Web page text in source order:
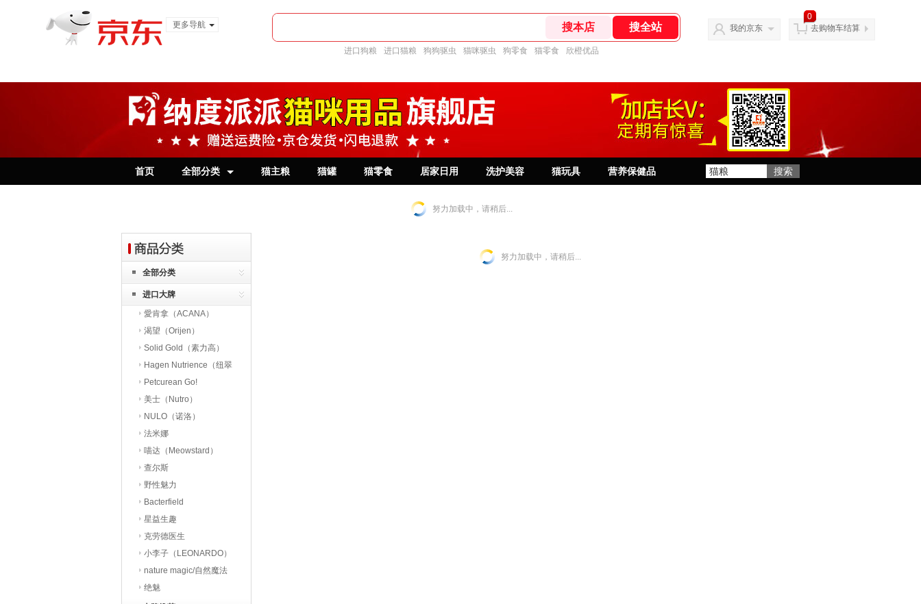
更多导航
进口狗粮 进口猫粮 狗狗驱虫 猫咪驱虫 狗零食 猫零食 欣橙优品
我的京东
0
去购物车结算
首页 全部分类 猫主粮 猫罐 猫零食 居家日用 洗护美容 猫玩具 营养保健品
努力加载中，请稍后...
全部分类
进口大牌
愛肯拿（ACANA）
渴望（Orijen）
Solid Gold（素力高）
Hagen Nutrience（纽翠
斯）
Petcurean Go!
美士（Nutro）
NULO（诺洛）
法米娜
喵达（Meowstard）
查尔斯
野性魅力
Bacterfield
星益生趣
（STELLA&CHEWY’S）
克劳德医生
小李子（LEONARDO）
nature magic/自然魔法
绝魅
努力加载中，请稍后...